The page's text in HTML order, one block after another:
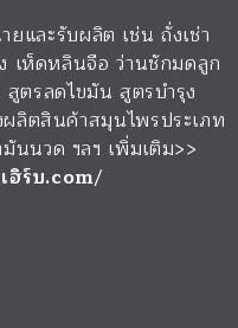
ยและรับผลิต เช่น ถั่งเช่า
ง เห็ดหลินจือ ว่านชักมดลูก
ตรลดไขมัน สูตรบำรุง
ลิตสินค้าสมุนไพรประเภท
นวด ฯลฯ เพิ่มเติม>>
ฮิร์บ.com/